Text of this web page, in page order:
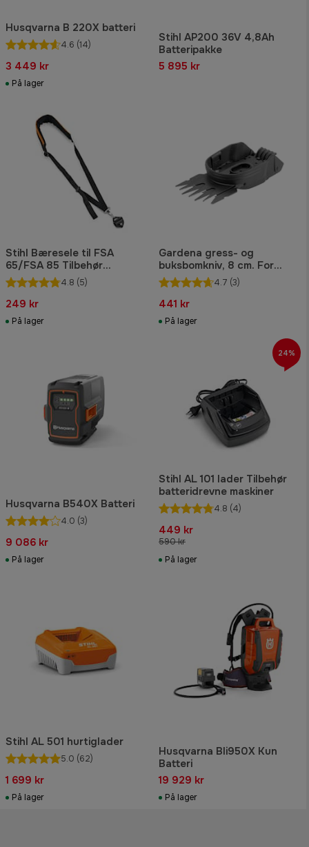
Husqvarna B 220X batteri
4.6 (14)
3 449 kr
På lager
Stihl AP200 36V 4,8Ah
Batteripakke
5 895 kr
Stihl Bæresele til FSA
65/FSA 85 Tilbehør
batteridrevne maskiner
4.8 (5)
249 kr
På lager
Gardena gress- og
buksbomkniv, 8 cm. For
ClassicCut og Com
4.7 (3)
441 kr
På lager
Husqvarna B540X Batteri
4.0 (3)
9 086 kr
På lager
Stihl AL 101 lader Tilbehør
batteridrevne maskiner
4.8 (4)
449 kr
590 kr
På lager
24%
Stihl AL 501 hurtiglader
5.0 (62)
1 699 kr
På lager
Husqvarna Bli950X Kun
Batteri
19 929 kr
På lager